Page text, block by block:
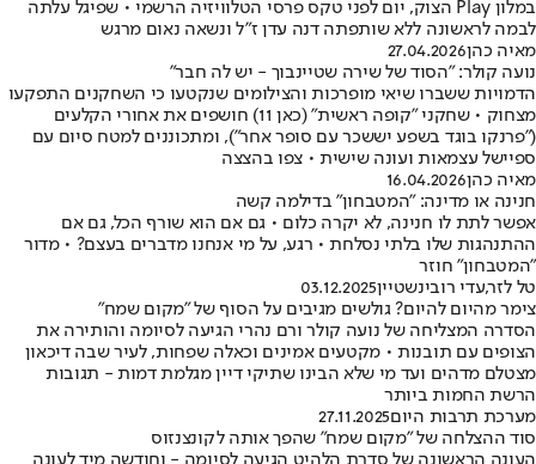
במלון Play הצוק, יום לפני טקס פרסי הטלוויזיה הרשמי • שפיגל עלתה
לבמה לראשונה ללא שותפתה דנה עדן ז"ל ונשאה נאום מרגש
מאיה כהן27.04.2026
נועה קולר: "הסוד של שירה שטיינבוך - יש לה חבר"
הדמויות ששברו שיאי מופרכות והצילומים שנקטעו כי השחקנים התפקעו
מצחוק • שחקני "קופה ראשית" (כאן 11) חושפים את אחורי הקלעים
("פרנקו בוגד בשפע יששכר עם סופר אחר"), ומתכוננים למטח סיום עם
ספיישל עצמאות ועונה שישית • צפו בהצצה
מאיה כהן16.04.2026
חנינה או מדינה: "המטבחון" בדילמה קשה
אפשר לתת לו חנינה, לא יקרה כלום • גם אם הוא שורף הכל, גם אם
ההתנהגות שלו בלתי נסלחת • רגע, על מי אנחנו מדברים בעצם? • מדור
"המטבחון" חוזר
טל לזר,עדי רובינשטיין03.12.2025
צימר מהיום להיום? גולשים מגיבים על הסוף של "מקום שמח"
הסדרה המצליחה של נועה קולר ורם נהרי הגיעה לסיומה והותירה את
הצופים עם תובנות • מקטעים אמינים וכאלה שפחות, לעיר שבה דיכאון
מצטלם מדהים ועד מי שלא הבינו שתיקי דיין מגלמת דמות - תגובות
הרשת החמות ביותר
מערכת תרבות היום27.11.2025
סוד ההצלחה של "מקום שמח" שהפך אותה לקונצנזוס
העונה הראשונה של סדרת הלהיט הגיעה לסיומה - וחודשה מיד לעונה